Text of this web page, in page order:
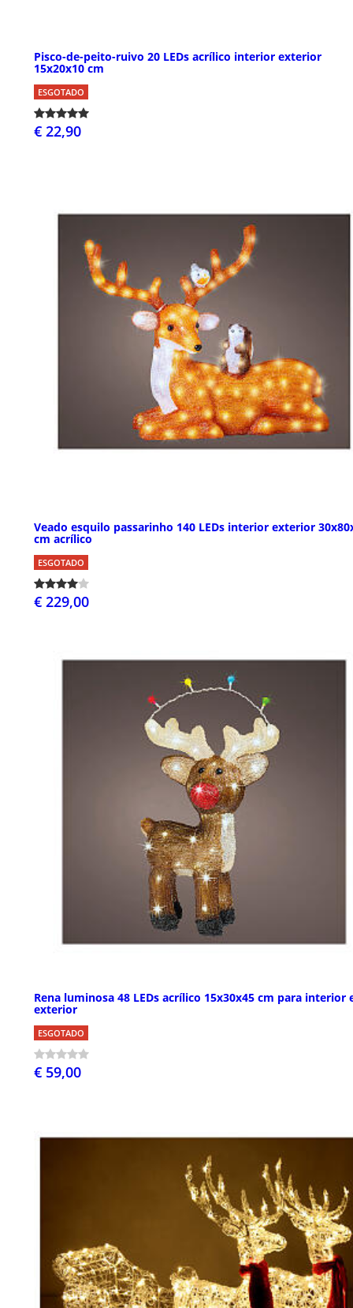
Pisco-de-peito-ruivo 20 LEDs acrílico interior exterior
15x20x10 cm
ESGOTADO
€ 22,90
Veado esquilo passarinho 140 LEDs interior exterior
cm acrílico
ESGOTADO
€ 229,00
Rena luminosa 48 LEDs acrílico 15x30x45 cm para interior
exterior
ESGOTADO
€ 59,00